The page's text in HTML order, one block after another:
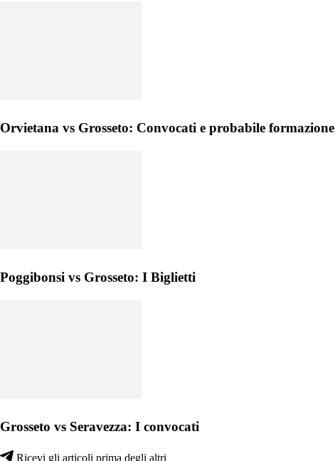
Orvietana vs Grosseto: Convocati e probabile formazione
Poggibonsi vs Grosseto: I Biglietti
Grosseto vs Seravezza: I convocati
Ricevi gli articoli prima degli altri